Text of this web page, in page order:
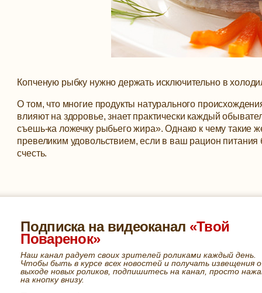
Копченую рыбку нужно держать исключительно в
О том, что многие продукты натурального
влияют на здоровье, знает практически каждый
съешь-ка ложечку рыбьего жира». Однако к чему такие
превеликим удовольствием, если в ваш рацион питания
счесть.
Подписка на видеоканал «Твой
Поваренок»
Наш канал радует своих зрителей роликами каждый день.
Чтобы быть в курсе всех новостей и получать извещения о
выходе новых роликов, подпишитесь на канал, просто
на кнопку внизу.